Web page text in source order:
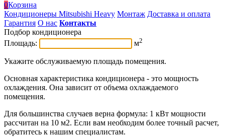
0Корзина
Кондиционеры Mitsubishi Heavy Монтаж Доставка и оплата
Гарантия О нас Контакты
Подбор кондиционера
Площадь:
м2
Укажите обслуживаемую площадь помещения.
Основная характеристика кондиционера - это мощность
охлаждения. Она зависит от объема охлаждаемого
помещения.
Для большинства случаев верна формула: 1 кВт мощности
рассчитан на 10 м2. Если вам необходим более точный расчет,
обратитесь к нашим специалистам.